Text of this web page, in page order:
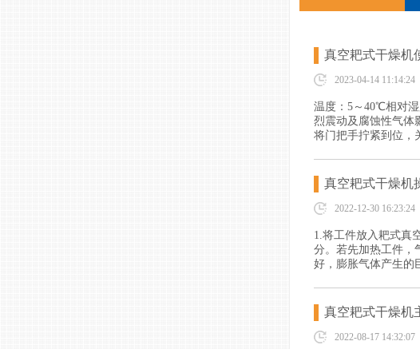
真空耙式干燥机
2023-04-14 11:14:24
温度：5～40℃相对
烈震动及腐蚀性气体
将门把手拧紧到位
真空耙式干燥机
2022-12-30 16:23:24
1.将工件放入耙式真
分。若先加热工件，
好，膨胀气体产生
真空耙式干燥机
2022-08-17 14:32:07